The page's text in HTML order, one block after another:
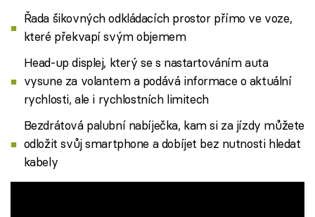
Řada šikovných odkládacích prostor přímo ve voze,
které překvapí svým objemem
Head-up displej, který se s nastartováním auta
vysune za volantem a podává informace o aktuální
rychlosti, ale i rychlostních limitech
Bezdrátová palubní nabíječka, kam si za jízdy můžete
odložit svůj smartphone a dobíjet bez nutnosti hledat
kabely